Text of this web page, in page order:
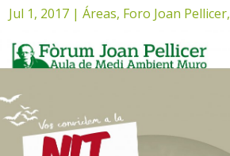
Jul 1, 2017 |Áreas, Foro Joan Pellicer,